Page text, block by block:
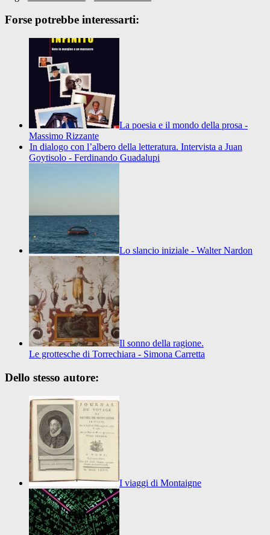
Forse potrebbe interessarti:
La poesia e il mondo della prosa -
Massimo Rizzante
In dialogo con l’albero della letteratura. Intervista a Juan
Goytisolo - Ferdinando Guadalupi
Lo slancio iniziale - Walter Nardon
Il sonno della ragione.
Le grottesche di Torrechiara - Simona Carretta
Dello stesso autore:
I viaggi di Montaigne